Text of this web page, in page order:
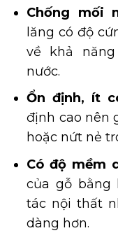
Chống mối
lăng có độ
về khả
nước.
Ổn định, ít
định cao nên
hoặc nứt nẻ
Có độ mềm
của gỗ bằng
tác nội thất
dàng hơn.